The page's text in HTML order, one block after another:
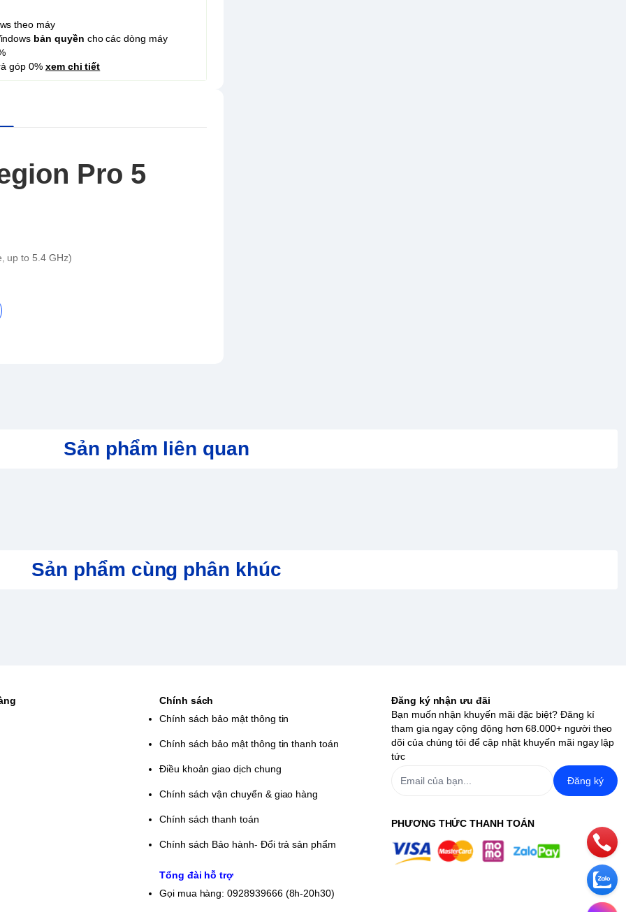
theo máy
bản quyền cho các dòng máy
góp 0% xem chi tiết
Pro 5
up to 5.4 GHz)
giải cao mang đến trải nghiệm sắc nét
Legion Y9000P.
trang bị màn hình 16.0 inch (1600 x 2560
và 1TB SSD NVMe PCIe hỗ tợ nâng
dùng cảm nhận được nguồn sức mạnh
Pro 5 Y9000P còn được trang bị Card
hiệu năng siêu khủng đem lại trải nghiệm
tác đồ họa mạnh mẽ, render video, chỉnh
Impact,... ở mức cài đặt medium đến high
Legion Pro 5
THỊNH VƯỢNG
Sản phẩm liên quan
Sản phẩm cùng phân khúc
Chính sách
Chính sách bảo mật thông tin
Chính sách bảo mật thông tin thanh toán
Điều khoản giao dịch chung
Chính sách vận chuyển & giao hàng
Chính sách thanh toán
Chính sách Bảo hành- Đổi trả sản phẩm
Tổng đài hỗ trợ
Gọi mua hàng: 0928939666 (8h-20h30)
Đăng ký nhận ưu đãi
Bạn muốn nhận khuyến mãi đặc biệt? Đăng kí
tham gia ngay cộng động hơn 68.000+ người theo
dõi của chúng tôi để cập nhật khuyến mãi ngay lập
tức
Đăng ký
PHƯƠNG THỨC THANH TOÁN